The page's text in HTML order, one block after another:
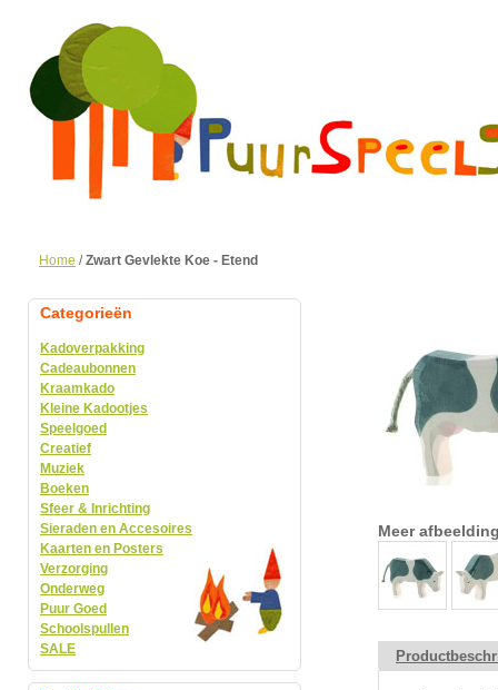
Home /Zwart Gevlekte Koe - Etend
Meer
Categorieën
Kadoverpakking
Cadeaubonnen
Kraamkado
Kleine Kadootjes
Speelgoed
Creatief
Muziek
Boeken
Sfeer & Inrichting
Sieraden en Accesoires
Kaarten en Posters
Verzorging
Onderweg
Puur Goed
Schoolspullen
SALE